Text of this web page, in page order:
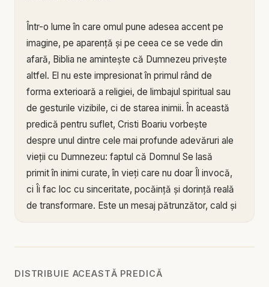
Într-o lume în care omul pune adesea accent pe
imagine, pe aparență și pe ceea ce se vede din
afară, Biblia ne amintește că Dumnezeu privește
altfel. El nu este impresionat în primul rând de
forma exterioară a religiei, de limbajul spiritual sau
de gesturile vizibile, ci de starea inimii. În această
predică pentru suflet, Cristi Boariu vorbește
despre unul dintre cele mai profunde adevăruri ale
vieții cu Dumnezeu: faptul că Domnul Se lasă
primit în inimi curate, în vieți care nu doar Îl invocă,
ci Îi fac loc cu sinceritate, pocăință și dorință reală
de transformare. Este un mesaj pătrunzător, cald și
Mesajul arată că inima curată nu înseamnă
DISTRIBUIE ACEASTĂ PREDICĂ